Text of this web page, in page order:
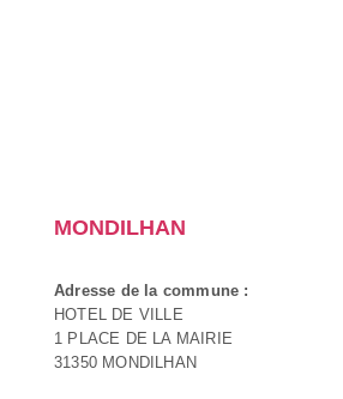
MONDILHAN
Adresse de la commune :
HOTEL DE VILLE
1 PLACE DE LA MAIRIE
31350 MONDILHAN